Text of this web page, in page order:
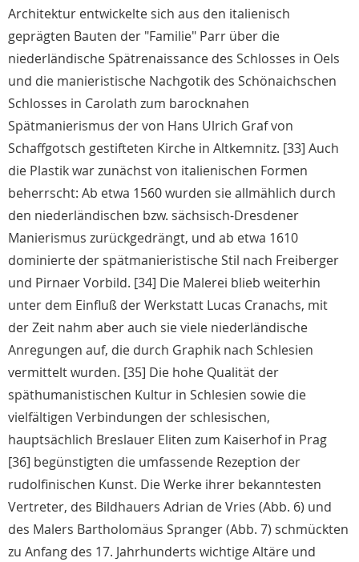
Architektur entwickelte sich aus den italienisch
geprägten Bauten der "Familie" Parr über die
niederländische Spätrenaissance des Schlosses in Oels
und die manieristische Nachgotik des Schönaichschen
Schlosses in Carolath zum barocknahen
Spätmanierismus der von Hans Ulrich Graf von
Schaffgotsch gestifteten Kirche in Altkemnitz. [33] Auch
die Plastik war zunächst von italienischen Formen
beherrscht: Ab etwa 1560 wurden sie allmählich durch
den niederländischen bzw. sächsisch-Dresdener
Manierismus zurückgedrängt, und ab etwa 1610
dominierte der spätmanieristische Stil nach Freiberger
und Pirnaer Vorbild. [34] Die Malerei blieb weiterhin
unter dem Einfluß der Werkstatt Lucas Cranachs, mit
der Zeit nahm aber auch sie viele niederländische
Anregungen auf, die durch Graphik nach Schlesien
vermittelt wurden. [35] Die hohe Qualität der
späthumanistischen Kultur in Schlesien sowie die
vielfältigen Verbindungen der schlesischen,
hauptsächlich Breslauer Eliten zum Kaiserhof in Prag
[36] begünstigten die umfassende Rezeption der
rudolfinischen Kunst. Die Werke ihrer bekanntesten
Vertreter, des Bildhauers Adrian de Vries (Abb. 6) und
des Malers Bartholomäus Spranger (Abb. 7) schmückten
zu Anfang des 17. Jahrhunderts wichtige Altäre und